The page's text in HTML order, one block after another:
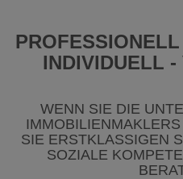
INDIVIDUELL
WENN SIE DIE
SIE ERSTKLASSIGEN
SOZIALE